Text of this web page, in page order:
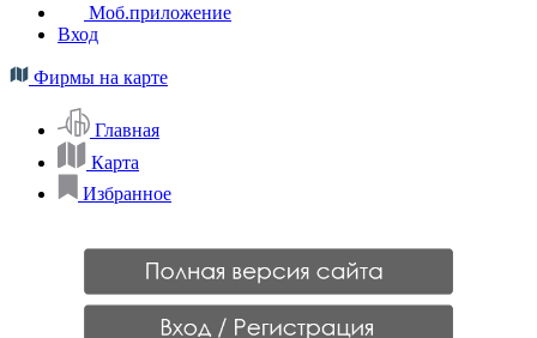
Моб.приложение
Вход
Фирмы на карте
Главная
Карта
Избранное